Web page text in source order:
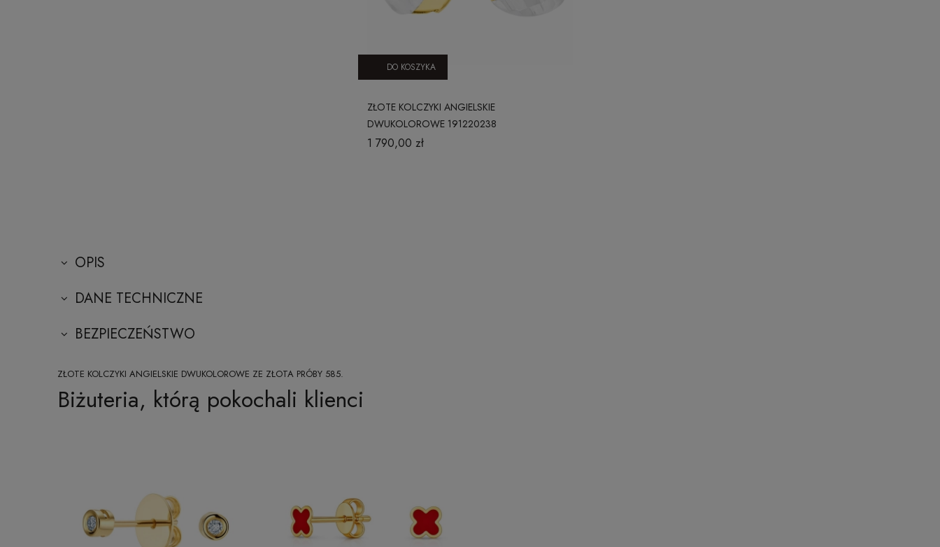
ZŁOTE KOLCZYKI ANGIELSKIE
DWUKOLOROWE 191220238
1 790,00 zł
DO KOSZYKA
OPIS
DANE TECHNICZNE
BEZPIECZEŃSTWO
ZŁOTE KOLCZYKI ANGIELSKIE DWUKOLOROWE ZE ZŁOTA PRÓBY 585.
Biżuteria, którą pokochali klienci